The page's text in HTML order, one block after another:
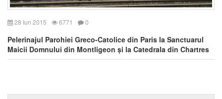
28 Iun 2015 6771 0
Pelerinajul Parohiei Greco-Catolice din Paris la Sanctuarul
Maicii Domnului din Montligeon și la Catedrala din Chartres